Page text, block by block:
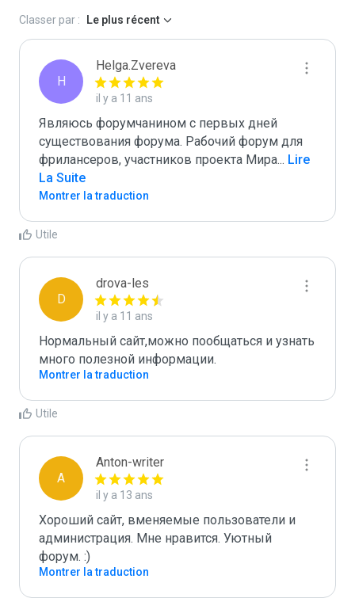
Classer par : Le plus récent
H
Helga.Zvereva
il y a 11 ans
Являюсь форумчанином с первых дней
существования форума. Рабочий форум для
фрилансеров, участников проекта Мира... Lire
La Suite
Montrer la traduction
Utile
D
drova-les
il y a 11 ans
Нормальный сайт,можно пообщаться и узнать
много полезной информации.
Montrer la traduction
Utile
A
Anton-writer
il y a 13 ans
Хороший сайт, вменяемые пользователи и
администрация. Мне нравится. Уютный
форум. :)
Montrer la traduction